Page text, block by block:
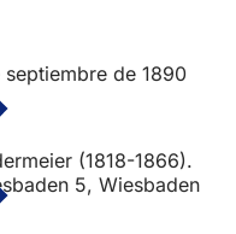
de 1890
(1818-1866).
5, Wiesbaden